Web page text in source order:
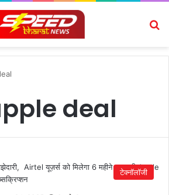
deal
टेक्नॉलॉजी